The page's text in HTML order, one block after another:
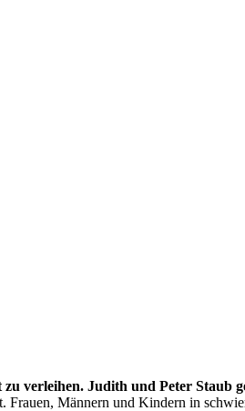
verleihen. Judith und Peter Staub
Männern und Kindern in